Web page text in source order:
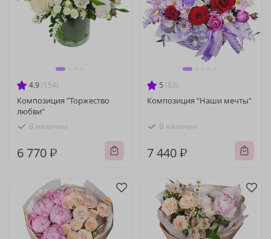
4.9 (154)
Композиция "Торжество
любви"
В наличии
6 770 ₽
5 (83)
Композиция "Наши мечты"
В наличии
7 440 ₽